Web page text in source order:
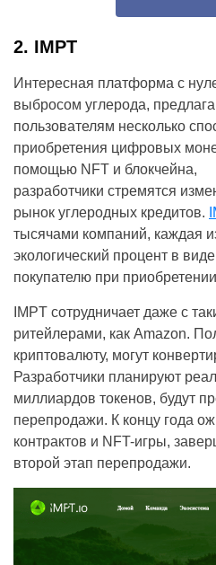
2. IMPT
Интересная платформа с
выбросом углерода,
пользователям несколько
приобретения цифровых
помощью NFT и блокчейна,
разработчики стремятся
рынок углеродных кредитов.
тысячами компаний, каждая
экологический процент в
покупателю при
IMPT сотрудничает даже с
ритейлерами, как Amazon.
криптовалюту, могут
Разработчики планируют
миллиардов токенов, будут
перепродажи. К концу года
контрактов и NFT-игры,
второй этап перепродажи.